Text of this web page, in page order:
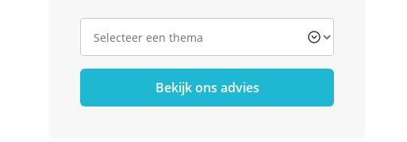
Bekijk ons advies